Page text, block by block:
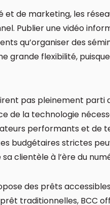
et de marketing, les
Publier une vidéo
qu’organiser des
grande flexibilité,
pas pleinement parti
de la technologie
performants et de
budgétaires strictes
clientèle à l’ère du
des prêts
traditionnelles, BCC